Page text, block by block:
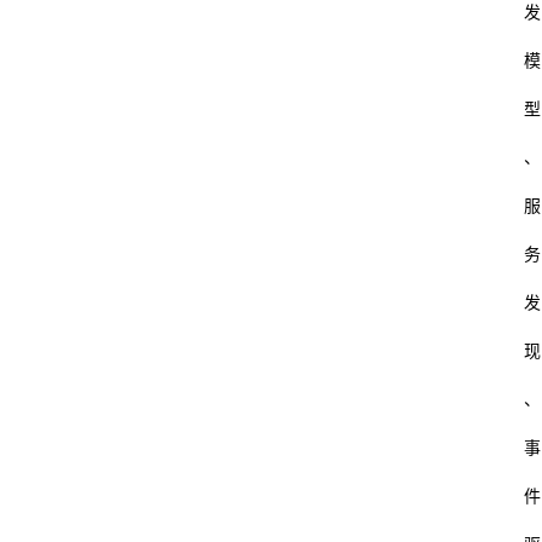
发
模
型
、
服
务
发
现
、
事
件